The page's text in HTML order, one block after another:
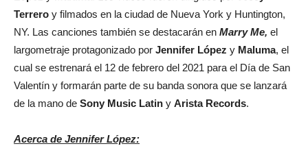
Terrero y filmados en la ciudad de Nueva York y Huntington,
NY. Las canciones también se destacarán en Marry Me, el
largometraje protagonizado por Jennifer López y Maluma, el
cual se estrenará el 12 de febrero del 2021 para el Día de San
Valentín y formarán parte de su banda sonora que se lanzará
de la mano de Sony Music Latin y Arista Records.
Acerca de Jennifer López: